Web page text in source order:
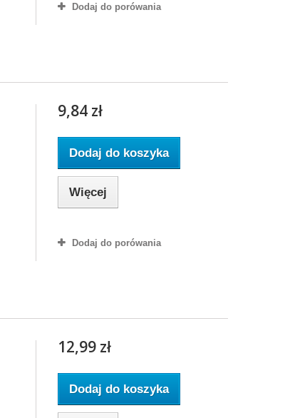
Dodaj do porówania
9,84 zł
Dodaj do koszyka
Więcej
Dodaj do porówania
12,99 zł
Dodaj do koszyka